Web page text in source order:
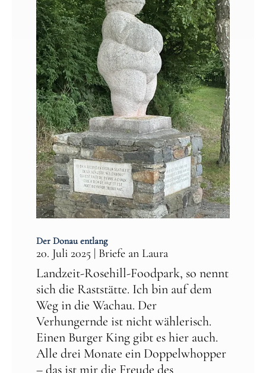
Der Donau entlang
20. Juli 2025 | Briefe an Laura
Landzeit-Rosehill-Foodpark, so nennt
sich die Raststätte. Ich bin auf dem
Weg in die Wachau. Der
Verhungernde ist nicht wählerisch.
Einen Burger King gibt es hier auch.
Alle drei Monate ein Doppelwhopper
– das ist mir die Freude des